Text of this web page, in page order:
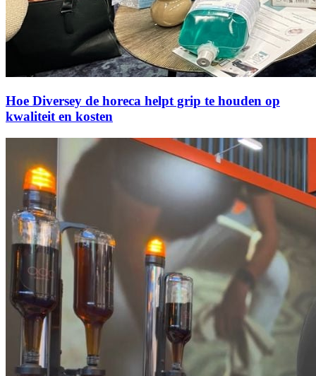
Hoe Diversey de horeca helpt grip te houden op
kwaliteit en kosten